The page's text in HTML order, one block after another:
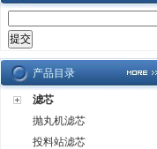
产品目录
滤芯
抛丸机滤芯
投料站滤芯